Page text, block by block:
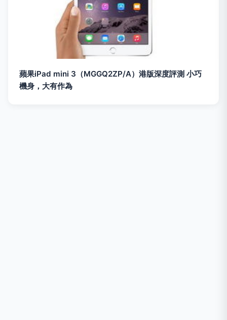
蘋果iPad mini 3（MGGQ2ZP/A）港版深度評測 小巧
機身，大有作為